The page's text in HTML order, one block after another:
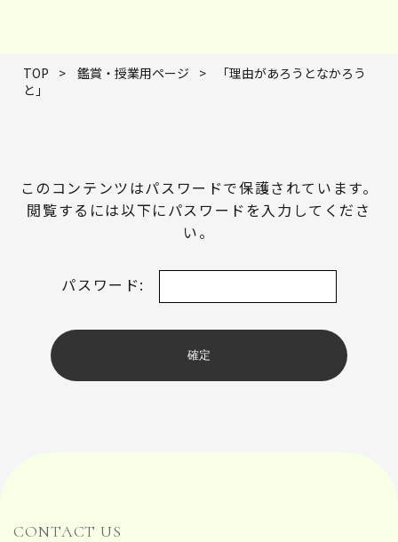
TOP > 鑑賞・授業用ページ >
「理由があろうとなかろう
と」
このコンテンツはパスワードで保護されています。
閲覧するには以下にパスワードを入力してくださ
い。
パスワード:
CONTACT US